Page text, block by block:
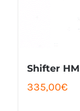
Shifter
335,00€